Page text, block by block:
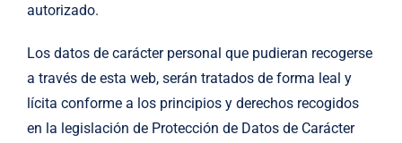
autorizado.
Los datos de carácter personal que pudieran recogerse
a través de esta web, serán tratados de forma leal y
lícita conforme a los principios y derechos recogidos
en la legislación de Protección de Datos de Carácter